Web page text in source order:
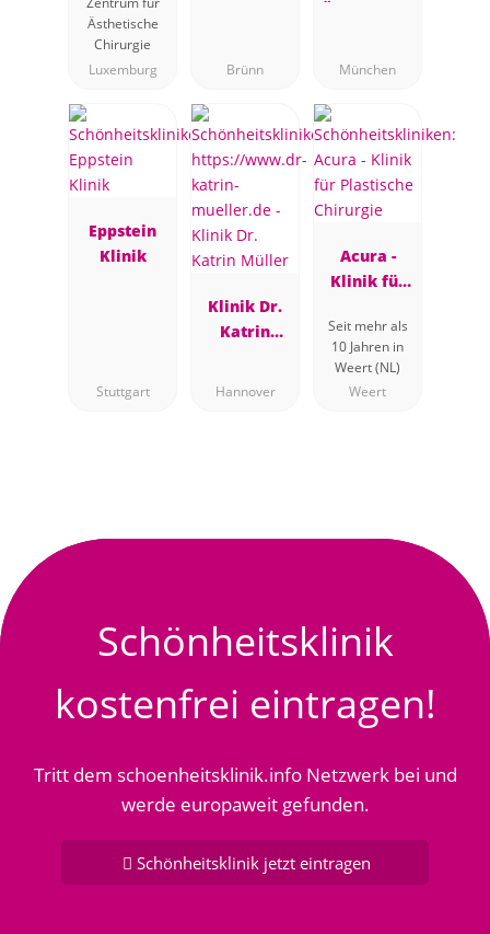
Esthétique
Dr Assassi
Ästhetische
Chirurgie
Luxemburg
Brünn
Ästhetische
gie
München
Eppstein
Klinik
Stuttgart
Klinik Dr.
Katrin
Hannover
Acura -
Klinik für
Chirurgie
Seit mehr als
10 Jahren in
Weert (NL)
Weert
Schönheitsklinik
kostenfrei eintragen!
Tritt dem schoenheitsklinik.info Netzwerk bei und
werde europaweit gefunden.
Schönheitsklinik jetzt eintragen